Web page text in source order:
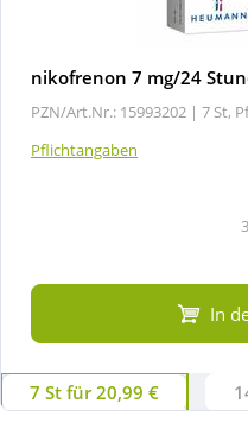
nikofrenon 7 mg/24
PZN/Art.Nr.: 15993202 | 7 St,
Pflichtangaben
In
7 St für 20,99 €